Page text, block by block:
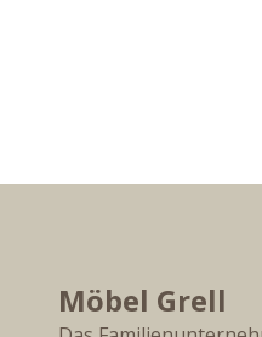
Möbel Grell